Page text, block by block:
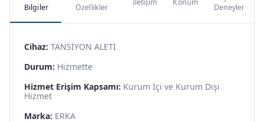
Bilgiler
Özellikler
İletişim Konum
Deneyler
Cihaz: TANSİYON ALETİ
Durum: Hizmette
Hizmet Erişim Kapsamı: Kurum İçi ve Kurum Dışı
Hizmet
Marka: ERKA